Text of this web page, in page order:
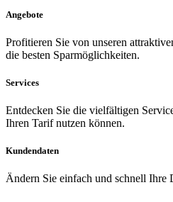
Angebote
Profitieren Sie von unseren
die besten Sparmöglichkeiten.
Services
Entdecken Sie die vielfältigen
Ihren Tarif nutzen können.
Kundendaten
Ändern Sie einfach und schnell Ihre